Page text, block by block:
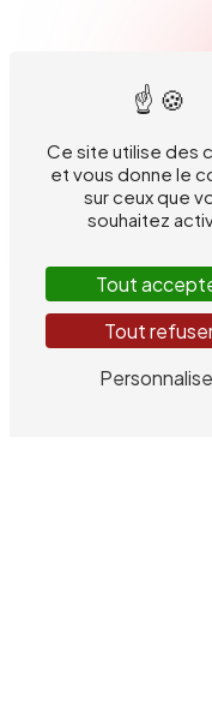
Fort de son
pour les arts
crée et
accompagne
la
en passant
Basés
nous
Ce site utilise des
et vous donne le
sur ceux que
souhaitez
Tout
Tout